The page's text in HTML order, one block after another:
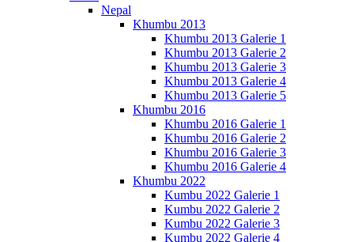
Nepal
Khumbu 2013
Khumbu 2013 Galerie 1
Khumbu 2013 Galerie 2
Khumbu 2013 Galerie 3
Khumbu 2013 Galerie 4
Khumbu 2013 Galerie 5
Khumbu 2016
Khumbu 2016 Galerie 1
Khumbu 2016 Galerie 2
Khumbu 2016 Galerie 3
Khumbu 2016 Galerie 4
Khumbu 2022
Kumbu 2022 Galerie 1
Kumbu 2022 Galerie 2
Kumbu 2022 Galerie 3
Kumbu 2022 Galerie 4